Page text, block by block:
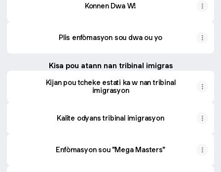
Konnen Dwa W!
Plis enfòmasyon sou dwa ou yo
Kisa pou atann nan tribinal imigras
Kijan pou tcheke estati ka w nan tribinal
imigrasyon
Kalite odyans tribinal imigrasyon
Enfòmasyon sou "Mega Masters"